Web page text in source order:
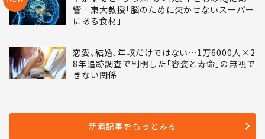
響…東大教授｢脳のために欠かせないスーパー
にある食材｣
恋愛､結婚､年収だけではない…1万6000人×2
8年追跡調査で判明した｢容姿と寿命｣の無視で
きない関係
新着記事をもっとみる